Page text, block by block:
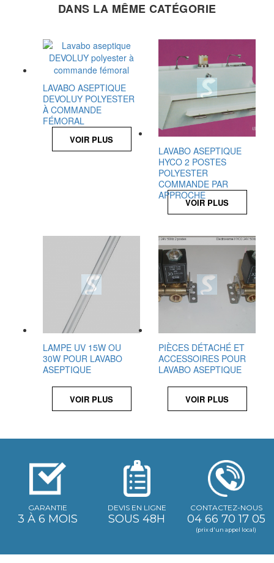
DANS LA MÊME CATÉGORIE
LAVABO ASEPTIQUE
DEVOLUY POLYESTER
À COMMANDE
FÉMORAL
VOIR PLUS
LAVABO ASEPTIQUE
HYCO 2 POSTES
POLYESTER
COMMANDE PAR
APPROCHE
VOIR PLUS
LAMPE UV 15W OU
30W POUR LAVABO
ASEPTIQUE
VOIR PLUS
PIÈCES DÉTACHÉ ET
ACCESSOIRES POUR
LAVABO ASEPTIQUE
VOIR PLUS
GARANTIE
3 À 6 MOIS
DEVIS EN LIGNE
SOUS 48H
CONTACTEZ-NOUS
04 66 70 17 05
(prix d'un appel local)